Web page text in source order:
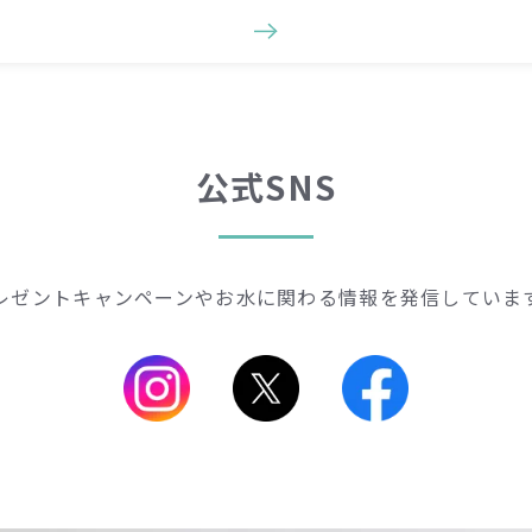
公式SNS
ゼントキャンペーンやお水に関わる情報を発信していま